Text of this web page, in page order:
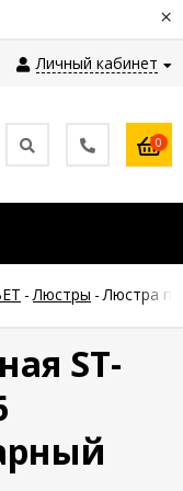
×
Личный кабинет
0
- Люстры - Люстра
ST-